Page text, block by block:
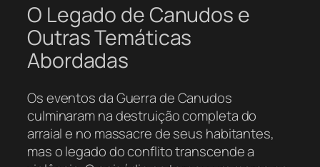
O Legado de Canudos e
Outras Temáticas
Abordadas
Os eventos da Guerra de Canudos
culminaram na destruição completa do
arraial e no massacre de seus habitantes,
mas o legado do conflito transcende a